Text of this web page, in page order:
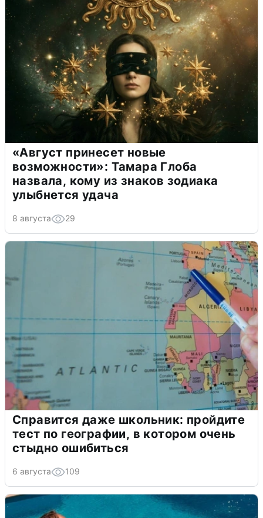
«Август принесет новые
возможности»: Тамара Глоба
назвала, кому из знаков зодиака
улыбнется удача
8 августа 29
Справится даже школьник: пройдите
тест по географии, в котором очень
стыдно ошибиться
6 августа 109